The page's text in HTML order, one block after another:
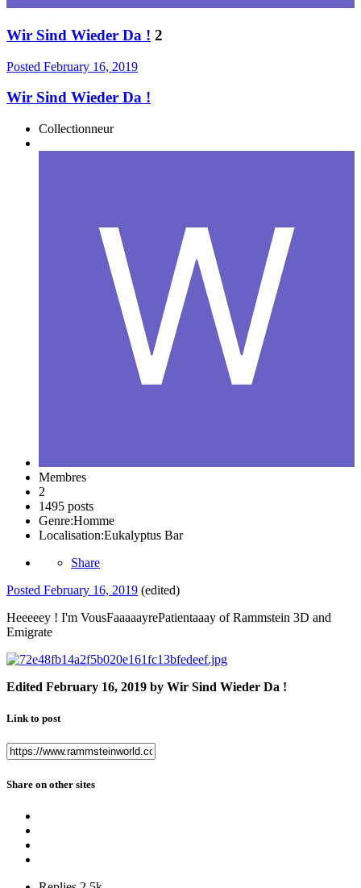
Wir Sind Wieder Da ! 2
Posted February 16, 2019
Wir Sind Wieder Da !
Collectionneur
Membres
2
1495 posts
Genre:Homme
Localisation:Eukalyptus Bar
Share
Posted February 16, 2019 (edited)
Heeeeey ! I'm VousFaaaaayrePatientaaay of Rammstein 3D and
Emigrate
Edited February 16, 2019 by Wir Sind Wieder Da !
Link to post
Share on other sites